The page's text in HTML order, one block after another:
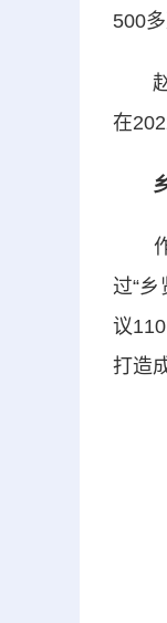
500多
赵
在
作
过“
议
打造